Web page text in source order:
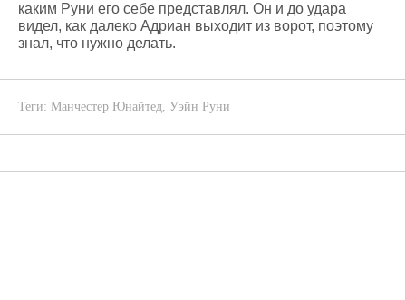
каким Руни его себе представлял. Он и до удара
видел, как далеко Адриан выходит из ворот, поэтому
знал, что нужно делать.
Теги: Манчестер Юнайтед, Уэйн Руни